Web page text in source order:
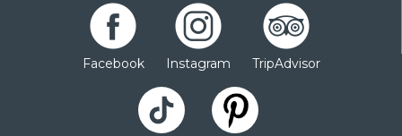
Facebook Instagram TripAdvisor